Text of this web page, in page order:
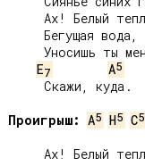
E7 A5
Проигрыш: A5 H5 C5